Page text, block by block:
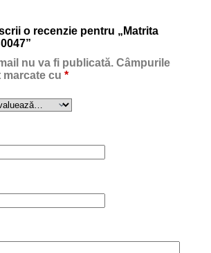
o recenzie pentru „Matrita
nu va fi publicată. Câmpurile
cu *